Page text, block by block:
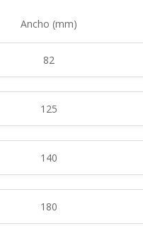
Ancho (mm)
82
125
140
180